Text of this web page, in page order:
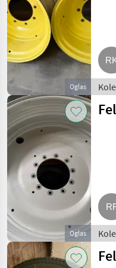
Oglas
Oglas